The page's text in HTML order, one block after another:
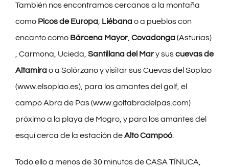
También nos encontramos cercanos a la montaña
como Picos de Europa, Liébanao a pueblos con
encanto como Bárcena Mayor, Covadonga(Asturias)
, Carmona, Ucieda, Santillana del Mary suscuevas de
Altamirao a Solórzano y visitar sus Cuevas del Soplao
(www.elsoplao.es), para los amantes del golf, el
campo Abra de Pas (www.golfabradelpas.com)
próximo a la playa de Mogro, y para los amantes del
esquí cerca de la estación deAlto Campoó.
Todo ello a menos de 30 minutos de CASA TÍNUCA,